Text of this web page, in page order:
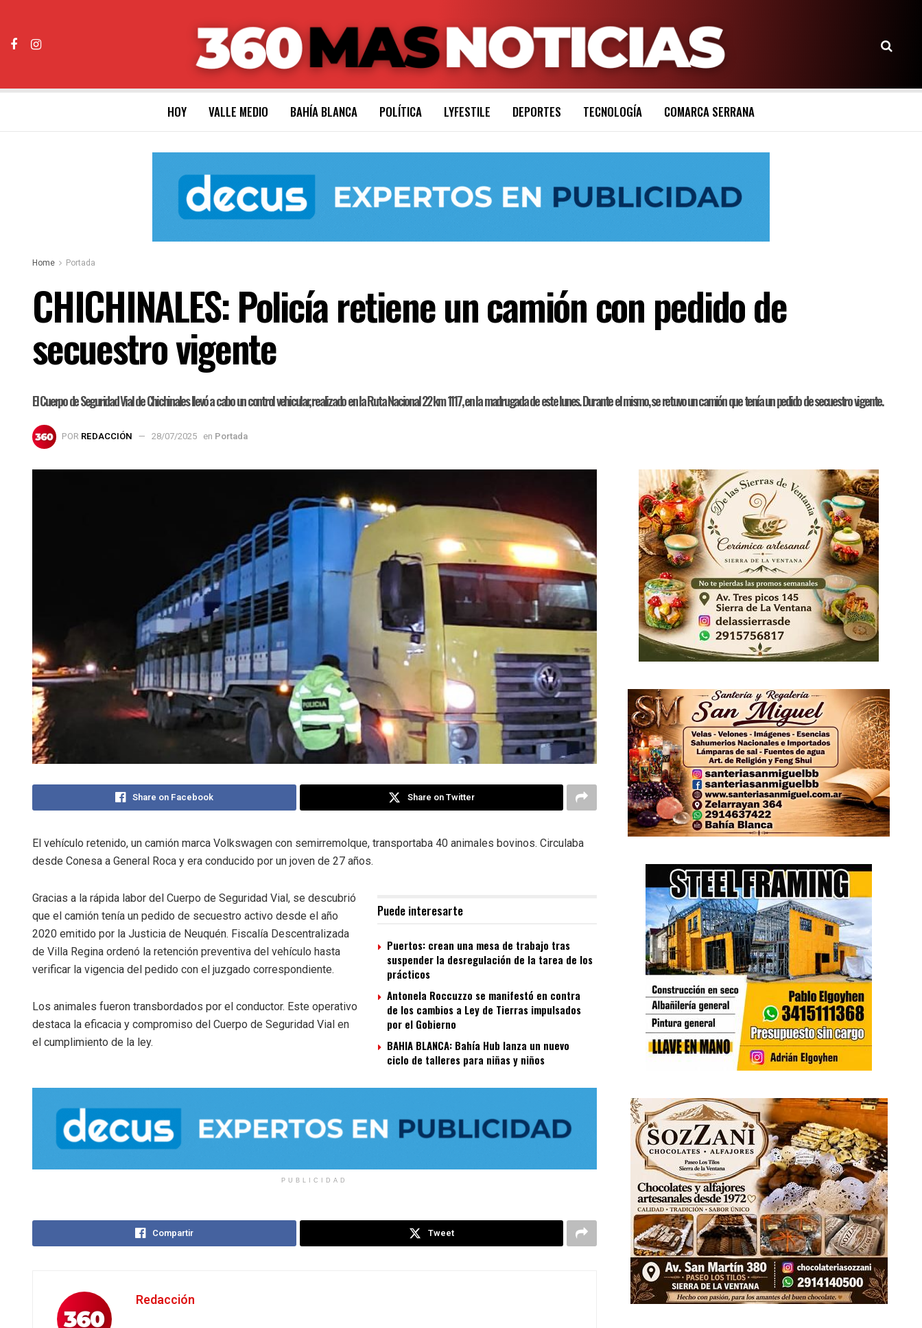
HOY VALLE MEDIO BAHÍA BLANCA POLÍTICA LYFESTILE DEPORTES TECNOLOGÍA COMARCA SERRANA
Home Portada
CHICHINALES: Policía retiene un camión con pedido de
secuestro vigente
El Cuerpo de Seguridad Vial de Chichinales llevó a cabo un control vehicular, realizado en la Ruta Nacional 22 km 1117, en la madrugada de este lunes. Durante el mismo, se retuvo un camión que tenía un pedido de secuestro vigente.
POR REDACCIÓN 28/07/2025 en Portada
Share on Facebook Share on Twitter
El vehículo retenido, un camión marca Volkswagen con semirremolque, transportaba 40 animales bovinos. Circulaba
desde Conesa a General Roca y era conducido por un joven de 27 años.
Puede interesarte
Puertos: crean una mesa de trabajo tras
suspender la desregulación de la tarea de los
prácticos
Antonela Roccuzzo se manifestó en contra
de los cambios a Ley de Tierras impulsados
por el Gobierno
BAHIA BLANCA: Bahía Hub lanza un nuevo
ciclo de talleres para niñas y niños
Gracias a la rápida labor del Cuerpo de Seguridad Vial, se descubrió
que el camión tenía un pedido de secuestro activo desde el año
2020 emitido por la Justicia de Neuquén. Fiscalía Descentralizada
de Villa Regina ordenó la retención preventiva del vehículo hasta
verificar la vigencia del pedido con el juzgado correspondiente.
Los animales fueron transbordados por el conductor. Este operativo
destaca la eficacia y compromiso del Cuerpo de Seguridad Vial en
el cumplimiento de la ley.
PUBLICIDAD
Compartir Tweet
Redacción